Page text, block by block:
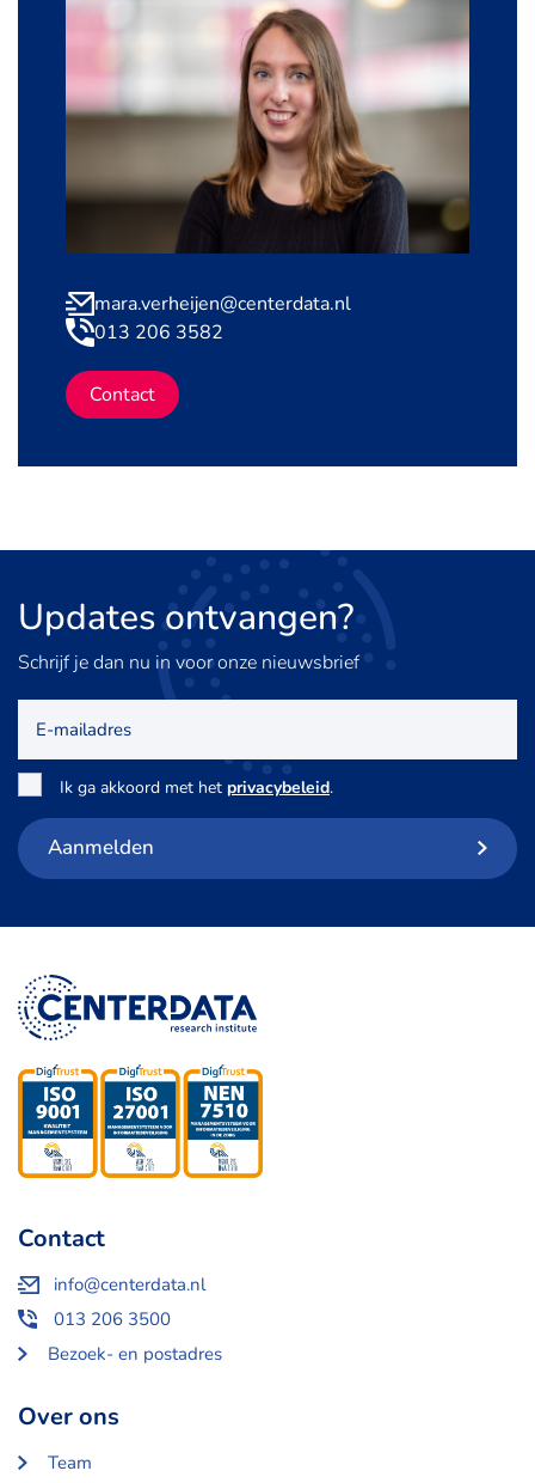
mara.verheijen@centerdata.nl
013 206 3582
Contact
Updates ontvangen?
Schrijf je dan nu in voor onze nieuwsbrief
mailadres
Toestemming
Ik ga akkoord met het privacybeleid.
Aanmelden
Contact
info@centerdata.nl
013 206 3500
Bezoek- en postadres
Over ons
Team